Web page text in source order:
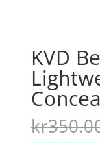
KVD
kr